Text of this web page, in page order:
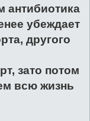
антибиотика
убеждает
другого
зато потом
всю жизнь